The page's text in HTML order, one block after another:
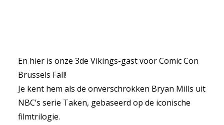
En hier is onze 3de Vikings-gast voor Comic Con
Brussels Fall!
Je kent hem als de onverschrokken Bryan Mills uit
NBC’s serie Taken, gebaseerd op de iconische
filmtrilogie.